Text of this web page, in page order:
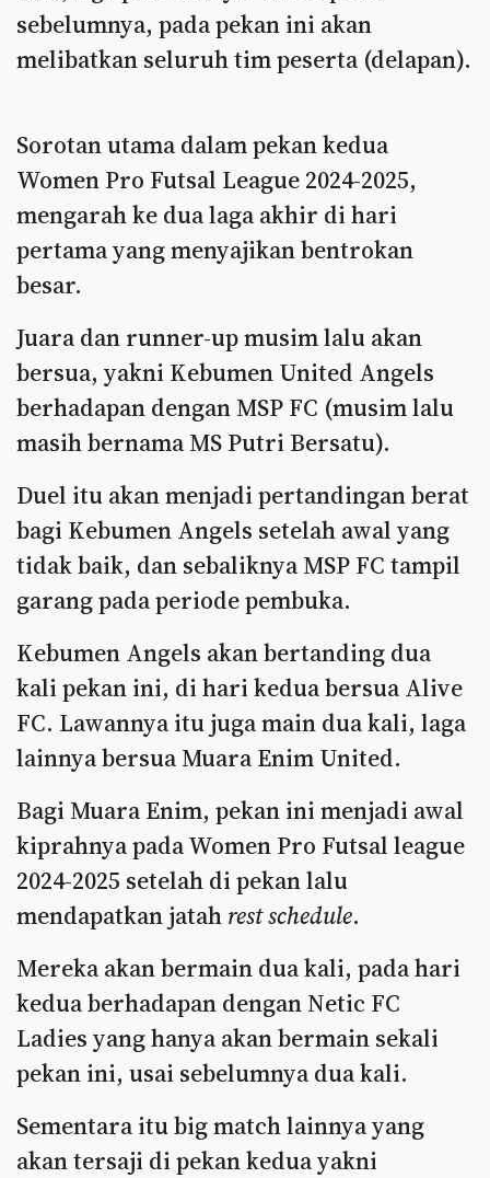
sebelumnya, pada pekan ini akan
melibatkan seluruh tim peserta (delapan).
Sorotan utama dalam pekan kedua
Women Pro Futsal League 2024-2025,
mengarah ke dua laga akhir di hari
pertama yang menyajikan bentrokan
besar.
Juara dan runner-up musim lalu akan
bersua, yakni Kebumen United Angels
berhadapan dengan MSP FC (musim lalu
masih bernama MS Putri Bersatu).
Duel itu akan menjadi pertandingan berat
bagi Kebumen Angels setelah awal yang
tidak baik, dan sebaliknya MSP FC tampil
garang pada periode pembuka.
Kebumen Angels akan bertanding dua
kali pekan ini, di hari kedua bersua Alive
FC. Lawannya itu juga main dua kali, laga
lainnya bersua Muara Enim United.
Bagi Muara Enim, pekan ini menjadi awal
kiprahnya pada Women Pro Futsal league
2024-2025 setelah di pekan lalu
mendapatkan jatah rest schedule.
Mereka akan bermain dua kali, pada hari
kedua berhadapan dengan Netic FC
Ladies yang hanya akan bermain sekali
pekan ini, usai sebelumnya dua kali.
Sementara itu big match lainnya yang
akan tersaji di pekan kedua yakni